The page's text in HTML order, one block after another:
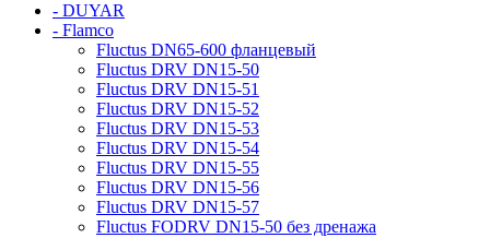
- DUYAR
- Flamco
Fluctus DN65-600 фланцевый
Fluctus DRV DN15-50
Fluctus DRV DN15-51
Fluctus DRV DN15-52
Fluctus DRV DN15-53
Fluctus DRV DN15-54
Fluctus DRV DN15-55
Fluctus DRV DN15-56
Fluctus DRV DN15-57
Fluctus FODRV DN15-50 без дренажа